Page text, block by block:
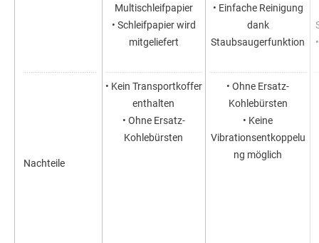
Nachteile
Multischleifpapier
• Schleifpapier wird
mitgeliefert
• Kein Transportkoffer
enthalten
• Ohne Ersatz-
Kohlebürsten
• Einfache Reinigung
dank
Staubsaugerfunktion
• Ohne Ersatz-
Kohlebürsten
• Keine
Vibrationsentkoppelu
ng möglich